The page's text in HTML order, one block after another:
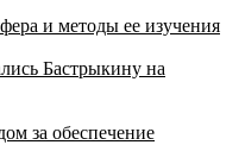
и методы ее изучения
Бастрыкину на
за обеспечение